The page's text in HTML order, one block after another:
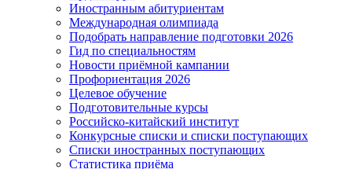
Иностранным абитуриентам
Международная олимпиада
Подобрать направление подготовки 2026
Гид по специальностям
Новости приёмной кампании
Профориентация 2026
Целевое обучение
Подготовительные курсы
Российско-китайский институт
Конкурсные списки и списки поступающих
Списки иностранных поступающих
Статистика приёма